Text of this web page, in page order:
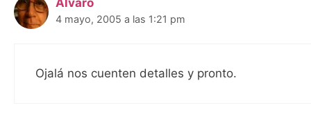
4 mayo, 2005 a las 1:21 pm
Ojalá nos cuenten detalles y pronto.